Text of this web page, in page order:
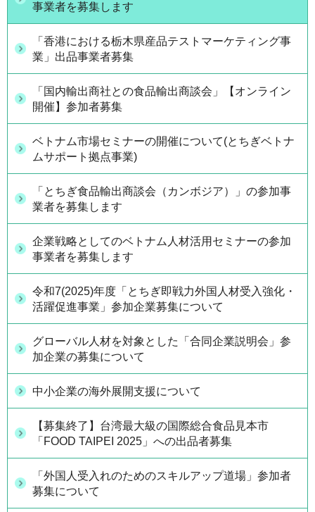
事業者を募集します
「香港における栃木県産品テストマーケティング事
業」出品事業者募集
「国内輸出商社との食品輸出商談会」【オンライン
開催】参加者募集
ベトナム市場セミナーの開催について(とちぎベトナ
ムサポート拠点事業)
「とちぎ食品輸出商談会（カンボジア）」の参加事
業者を募集します
企業戦略としてのベトナム人材活用セミナーの参加
事業者を募集します
令和7(2025)年度「とちぎ即戦力外国人材受入強化・
活躍促進事業」参加企業募集について
グローバル人材を対象とした「合同企業説明会」参
加企業の募集について
中小企業の海外展開支援について
【募集終了】台湾最大級の国際総合食品見本市
「FOOD TAIPEI 2025」への出品者募集
「外国人受入れのためのスキルアップ道場」参加者
募集について